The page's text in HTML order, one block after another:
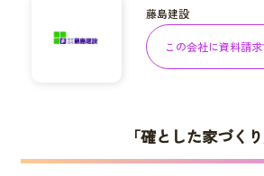
藤島建設
この会社に資料請求
「確とした家づくり